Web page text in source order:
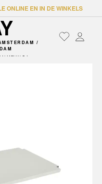
ONLINE EN IN DE WINKELS
/